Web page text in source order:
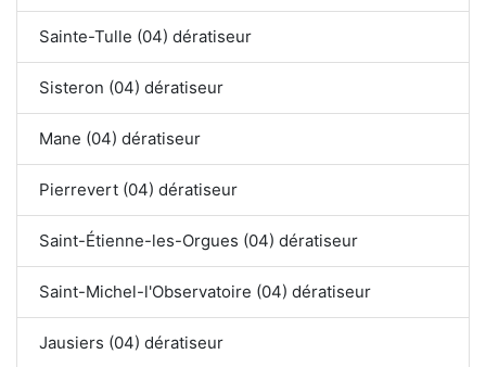
Sainte-Tulle (04) dératiseur
Sisteron (04) dératiseur
Mane (04) dératiseur
Pierrevert (04) dératiseur
Saint-Étienne-les-Orgues (04) dératiseur
Saint-Michel-l'Observatoire (04) dératiseur
Jausiers (04) dératiseur